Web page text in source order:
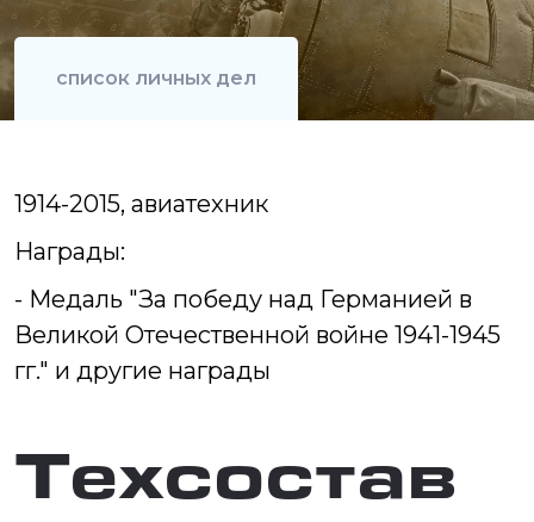
список личных дел
1914-2015, авиатехник
Награды:
- Медаль "За победу над Германией в
Великой Отечественной войне 1941-1945
гг." и другие награды
Техсостав